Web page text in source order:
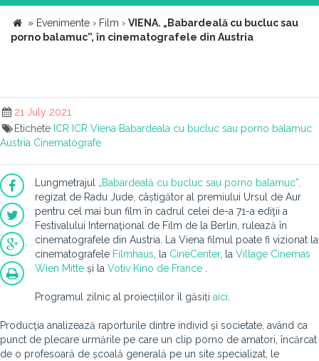
» Evenimente › Film › VIENA. „Babardeală cu bucluc sau
porno balamuc”, în cinematografele din Austria
21 July 2021
Etichete ICR ICR Viena Babardeala cu bucluc sau porno balamuc
Austria Cinematografe
Lungmetrajul „Babardeală cu bucluc sau porno balamuc”,
regizat de Radu Jude, câștigător al premiului Ursul de Aur
pentru cel mai bun film în cadrul celei de-a 71-a ediţii a
Festivalului Internaţional de Film de la Berlin, rulează în
cinematografele din Austria. La Viena filmul poate fi vizionat la
cinematografele Filmhaus , la CineCenter, la Village Cinemas
Wien Mitte și la Votiv Kino de France
Programul zilnic al proiecțiilor îl găsiți aici
Producţia analizează raporturile dintre individ și societate, având ca
punct de plecare urmările pe care un clip porno de amatori, încărcat
de o profesoară de școală generală pe un site specializat, le